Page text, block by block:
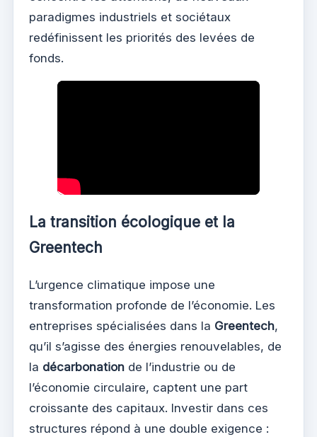
paradigmes industriels et sociétaux
redéfinissent les priorités des levées de
fonds.
La transition écologique et la
Greentech
L’urgence climatique impose une
transformation profonde de l’économie. Les
entreprises spécialisées dans la Greentech,
qu’il s’agisse des énergies renouvelables, de
la décarbonation de l’industrie ou de
l’économie circulaire, captent une part
croissante des capitaux. Investir dans ces
structures répond à une double exigence :